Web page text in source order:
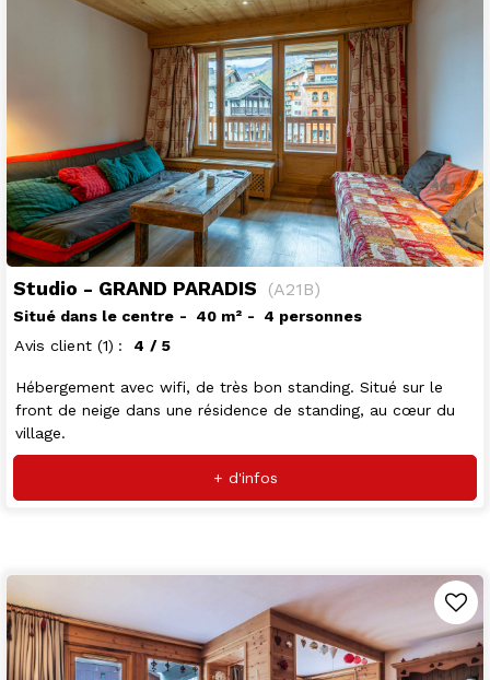
Studio - GRAND PARADIS (A21B)
Situé dans le centre 40 m²
4 personnes
Avis client (1) 4 / 5
Hébergement avec wifi, de très bon standing. Situé sur le
front de neige dans une résidence de standing, au cœur du
village.
+ d'infos